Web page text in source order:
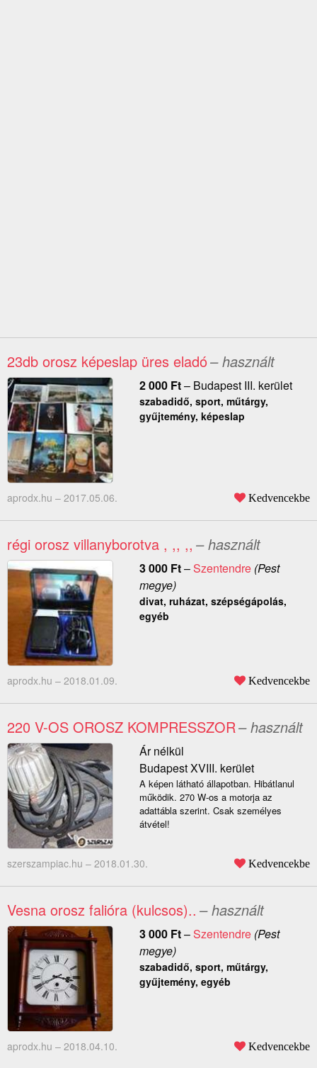
23db orosz képeslap üres eladó– használt
2 000 Ft– Budapest III. kerület
szabadidő, sport, műtárgy,
gyűjtemény, képeslap
aprodx.hu – 2017.05.06. Kedvencekbe
régi orosz villanyborotva , ,, ,, – használt
3 000 Ft–Szentendre(Pest
megye)
divat, ruházat, szépségápolás,
egyéb
aprodx.hu – 2018.01.09. Kedvencekbe
220 V-OS OROSZ KOMPRESSZOR– használt
Ár nélkül
Budapest XVIII. kerület
A képen látható állapotban. Hibátlanul
működik. 270 W-os a motorja az
adattábla szerint. Csak személyes
átvétel!
szerszampiac.hu – 2018.01.30. Kedvencekbe
Vesna orosz falióra (kulcsos).. – használt
3 000 Ft–Szentendre(Pest
megye)
szabadidő, sport, műtárgy,
gyűjtemény, egyéb
aprodx.hu – 2018.04.10. Kedvencekbe